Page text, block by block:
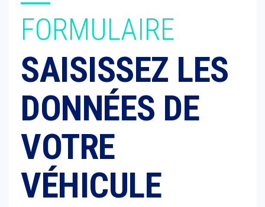
FORMULAIRE
SAISISSEZ LES
DONNÉES DE
VOTRE
VÉHICULE